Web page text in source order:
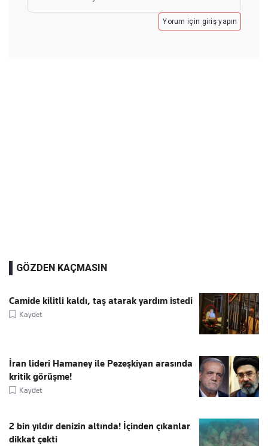
Yorum için giriş yapın
GÖZDEN KAÇMASIN
Camide kilitli kaldı, taş atarak yardım istedi
Kaydet
İran lideri Hamaney ile Pezeşkiyan arasında
kritik görüşme!
Kaydet
2 bin yıldır denizin altında! İçinden çıkanlar
dikkat çekti